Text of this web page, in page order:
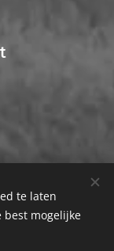
te laten
mogelijke